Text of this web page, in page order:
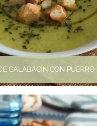
CALABACÍN CON PUERRO